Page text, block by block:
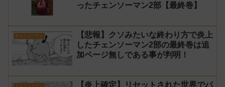
ったチェンソーマン2部【最終巻】
チェンソーマン
【悲報】クソみたいな終わり方で炎上
したチェンソーマン2部の最終巻は追
加ページ無しである事が判明！
チェンソーマン
【炎上確定】リセットされた世界でパ